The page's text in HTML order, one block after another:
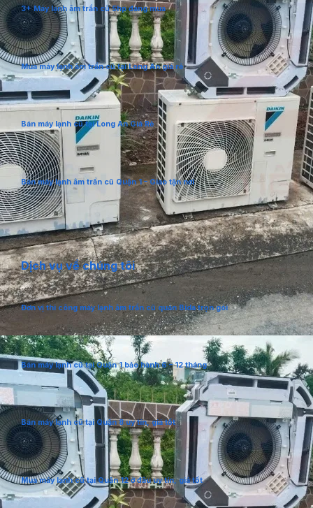
3+ Máy lạnh âm trần cũ 5hp đáng mua
Mua máy lạnh âm trần cũ tại Long An giá rẻ
Bán máy lạnh cũ tại Long An Giá Rẻ
Bán máy lạnh âm trần cũ Quận 1 – Giao tận nơi
Dịch vụ về chúng tôi
Đơn vị thi công máy lạnh âm trần cũ quán Bida trọn gói
Bán máy lạnh cũ tại Quận 1 bảo hành 6 – 12 tháng
Bán máy lạnh cũ tại Quận 8 uy tín, giá tốt
Mua máy lạnh cũ tại Quận 12 ở đâu uy tín, giá tốt